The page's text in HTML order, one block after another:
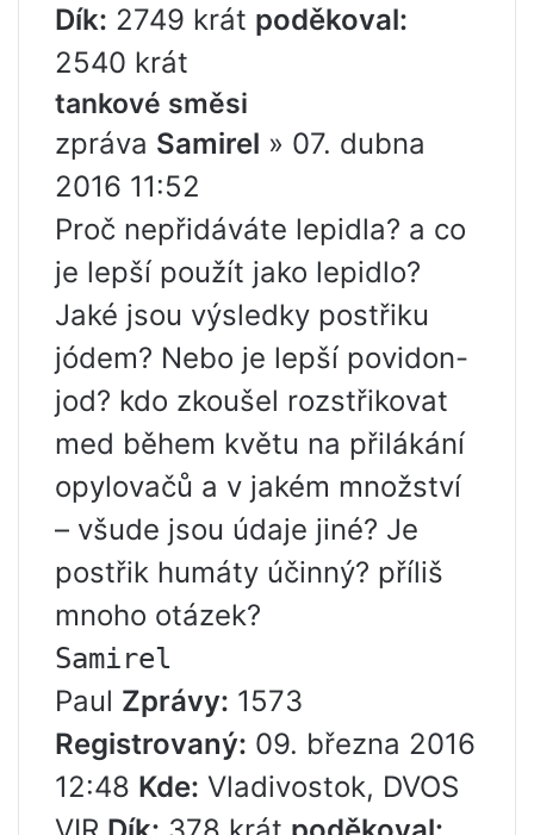
Dík: 2749 krát poděkoval:
2540 krát
tankové směsi
zpráva Samirel » 07. dubna
2016 11:52
Proč nepřidáváte lepidla? a co
je lepší použít jako lepidlo?
Jaké jsou výsledky postřiku
jódem? Nebo je lepší povidon-
jod? kdo zkoušel rozstřikovat
med během květu na přilákání
opylovačů a v jakém množství
– všude jsou údaje jiné? Je
postřik humáty účinný? příliš
mnoho otázek?
Samirel
Paul Zprávy: 1573
Registrovaný: 09. března 2016
12:48 Kde: Vladivostok, DVOS